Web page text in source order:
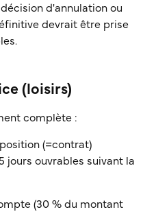
d'annulation ou
devrait être prise
(loisirs)
complète :
(=contrat)
jours ouvrables suivant la
(30 % du montant